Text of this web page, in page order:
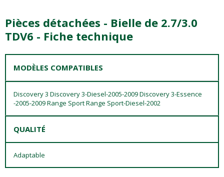
Pièces détachées - Bielle de 2.7/3.0
TDV6 - Fiche technique
MODÈLES COMPATIBLES
Discovery 3 Discovery 3-Diesel-2005-2009 Discovery 3-Essence
-2005-2009 Range Sport Range Sport-Diesel-2002
QUALITÉ
Adaptable